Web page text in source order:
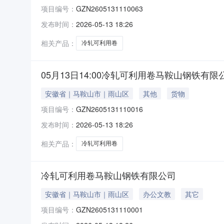
项目编号： GZN2605131110063
发布时间： 2026-05-13 18:26
相关产品：
冷轧可利用卷
05月13日14:00冷轧可利用卷马鞍山钢铁有限
安徽省｜马鞍山市｜雨山区 其他
货物
项目编号： GZN2605131110016
发布时间： 2026-05-13 18:26
相关产品：
冷轧可利用卷
冷轧可利用卷马鞍山钢铁有限公司
安徽省｜马鞍山市｜雨山区 办公文教
其它
项目编号： GZN2605131110001